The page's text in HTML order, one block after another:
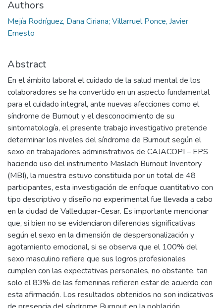
Authors
Mejía Rodríguez, Dana Ciriana; Villarruel Ponce, Javier
Ernesto
Abstract
En el ámbito laboral el cuidado de la salud mental de los
colaboradores se ha convertido en un aspecto fundamental
para el cuidado integral, ante nuevas afecciones como el
síndrome de Burnout y el desconocimiento de su
sintomatología, el presente trabajo investigativo pretende
determinar los niveles del síndrome de Burnout según el
sexo en trabajadores administrativos de CAJACOPI – EPS
haciendo uso del instrumento Maslach Burnout Inventory
(MBI), la muestra estuvo constituida por un total de 48
participantes, esta investigación de enfoque cuantitativo con
tipo descriptivo y diseño no experimental fue llevada a cabo
en la ciudad de Valledupar-Cesar. Es importante mencionar
que, si bien no se evidenciaron diferencias significativas
según el sexo en la dimensión de despersonalización y
agotamiento emocional, si se observa que el 100% del
sexo masculino refiere que sus logros profesionales
cumplen con las expectativas personales, no obstante, tan
solo el 83% de las femeninas refieren estar de acuerdo con
esta afirmación. Los resultados obtenidos no son indicativos